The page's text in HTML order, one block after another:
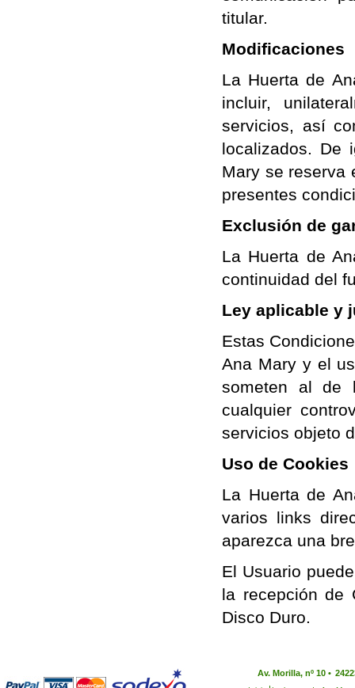
titular.
Modificaciones
La Huerta de
incluir,
servicios, así
localizados. De
Mary se reserva
presentes
Exclusión de
La Huerta de
continuidad del
Ley aplicable y
Estas
Ana Mary y el
someten al de
cualquier
servicios objeto
Uso de Cookies
La Huerta de
varios links
aparezca una
El Usuario
la recepción de
Disco Duro.
Av. Morilla, nº 10 •